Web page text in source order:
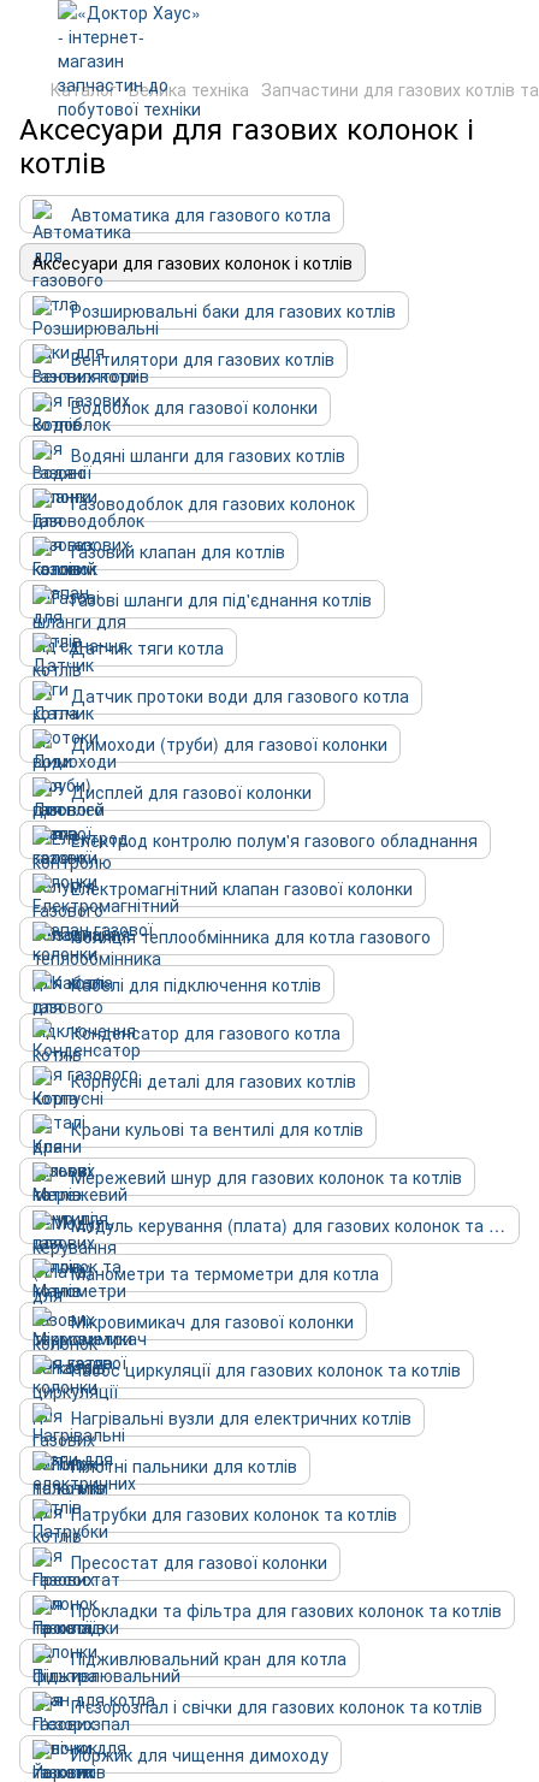
Каталог Велика техніка Запчастини для газових котлів
Аксесуари для газових колонок і
котлів
Автоматика для газового котла
Аксесуари для газових колонок і котлів
Розширювальні баки для газових котлів
Вентилятори для газових котлів
Водоблок для газової колонки
Водяні шланги для газових котлів
Газоводоблок для газових колонок
Газовий клапан для котлів
Газові шланги для під'єднання котлів
Датчик тяги котла
Датчик протоки води для газового котла
Димоходи (труби) для газової колонки
Дисплей для газової колонки
Електрод контролю полум'я газового обладнання
Електромагнітний клапан газової колонки
Ізоляція теплообмінника для котла газового
Кабелі для підключення котлів
Конденсатор для газового котла
Корпусні деталі для газових котлів
Крани кульові та вентилі для котлів
Мережевий шнур для газових колонок та котлів
Модуль керування (плата) для газових колонок та котлів
Манометри та термометри для котла
Мікровимикач для газової колонки
Насос циркуляції для газових колонок та котлів
Нагрівальні вузли для електричних котлів
Пілотні пальники для котлів
Патрубки для газових колонок та котлів
Пресостат для газової колонки
Прокладки та фільтра для газових колонок та котлів
Підживлювальний кран для котла
П'єзорозпал і свічки для газових колонок та котлів
Йоржик для чищення димоходу